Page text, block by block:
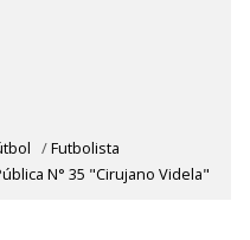
/Futbolista
N° 35 "Cirujano Videla"